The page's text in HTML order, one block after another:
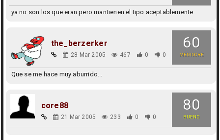
ya no son los que eran pero mantienen el tipo aceptablemente
60
MEDIOCRE
the_berzerker
28 Mar 2005 467 0 0
Que se me hace muy aburrido...
80
BUENO
core88
21 Mar 2005 233 0 0